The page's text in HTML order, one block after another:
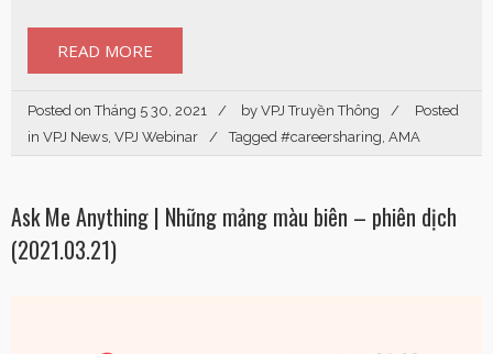
READ MORE
Posted onTháng 5 30, 2021 by VPJ Truyền Thông
Posted
in VPJ News, VPJ Webinar Tagged #careersharing, AMA
Ask Me Anything | Những mảng màu biên – phiên dịch
(2021.03.21)